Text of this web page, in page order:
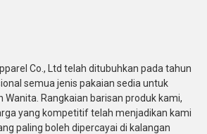
Co., Ltd telah ditubuhkan pada tahun
semua jenis pakaian sedia untuk
Wanita. Rangkaian barisan produk kami,
yang kompetitif telah menjadikan kami
paling boleh dipercayai di kalangan